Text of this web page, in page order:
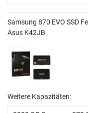
Samsung 870 EVO SSD
Asus K42JB
Weitere Kapazitäten: